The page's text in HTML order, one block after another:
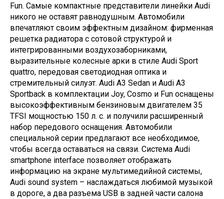
Fun. Самые компактные представители линейки Audi
никого не оставят равнодушным. Автомобили
впечатляют своим эффектным дизайном: фирменная
решетка радиатора с сотовой структурой и
интегрированными воздухозаборниками,
выразительные колесные арки в стиле Audi Sport
quattro, передовая светодиодная оптика и
стремительный силуэт. Audi A3 Sedan и Audi A3
Sportback в комплектации Joy, Cosmo и Fun оснащены
высокоэффективным бензиновым двигателем 35
TFSI мощностью 150 л. с. и получили расширенный
набор передового оснащения. Автомобили
специальной серии предлагают все необходимое,
чтобы всегда оставаться на связи. Система Audi
smartphone interface позволяет отображать
информацию на экране мультимедийной системы,
Audi sound system – наслаждаться любимой музыкой
в дороге, а два разъема USB в задней части салона